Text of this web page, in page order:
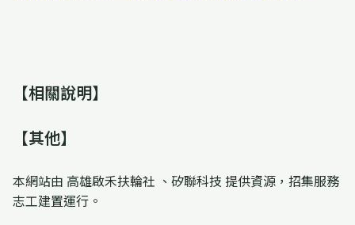
【相關說明】
【其他】
本網站由 高雄啟禾扶輪社 、矽聯科技 提供資源，招集服務
志工建置運行。